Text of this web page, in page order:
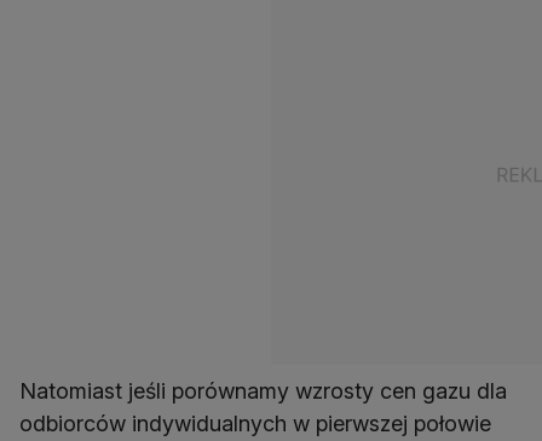
Natomiast jeśli porównamy wzrosty cen gazu dla
odbiorców indywidualnych w pierwszej połowie